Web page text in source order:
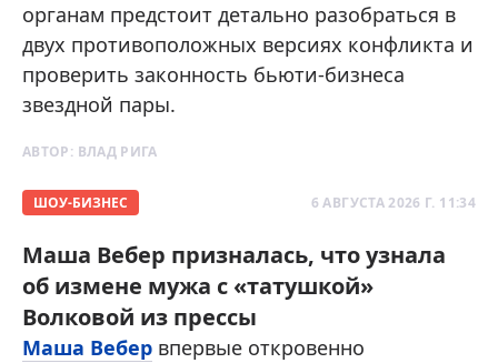
органам предстоит детально разобраться в
двух противоположных версиях конфликта и
проверить законность бьюти-бизнеса
звездной пары.
АВТОР: ВЛАД РИГА
ШОУ-БИЗНЕС 6 АВГУСТА 2026 Г. 11:34
Маша Вебер призналась, что узнала
об измене мужа с «татушкой»
Волковой из прессы
Маша Вебер впервые откровенно